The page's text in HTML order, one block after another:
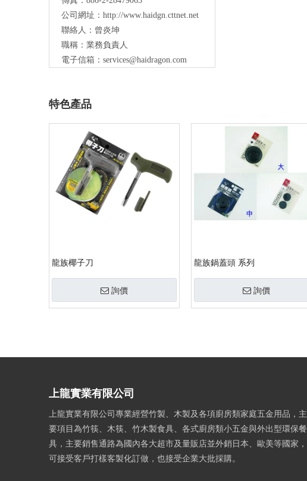
公司網址： http://www.haidgn.cttnet.net
聯絡人：曾炎坤
職稱：業務負責人
電子信箱： services@haidragon.com
特色產品
龍族椰子刀
詢價
龍族鍋蓋頭 系列
詢價
上龍實業有限公司
上龍實業有限公司專業經營竹製、木製及各項廚房類家庭五金用品，主
要項目為竹筷、木筷、竹木製食具、各式廚房類小五金與外出型環保餐
具，主要銷售通路為國內各大超市及量販店並外銷日本、歐美等國家，
可接受客戶打樣客製化訂做，也接受企業大批採購。